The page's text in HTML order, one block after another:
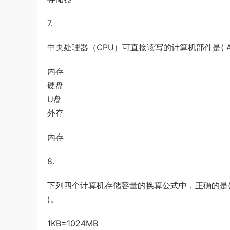
7.
中央处理器（CPU）可直接读写的计算机部件是(
内存
硬盘
U盘
外存
内存
8.
下列四个计算机存储容量的换算公式中，正确的
)。
1KB=1024MB